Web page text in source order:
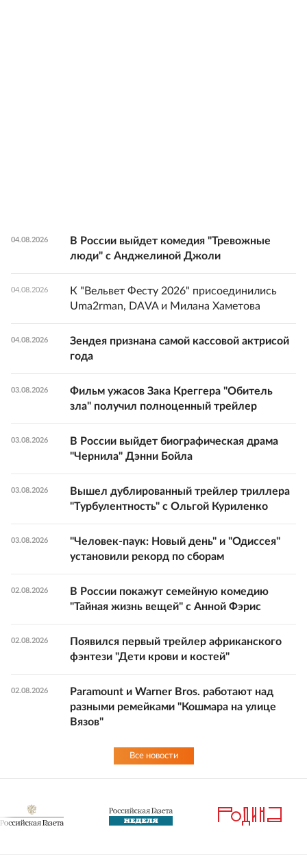
04.08.2026
В России выйдет комедия "Тревожные
люди" с Анджелиной Джоли
04.08.2026
К "Вельвет Фесту 2026" присоединились
Uma2rman, DAVA и Милана Хаметова
04.08.2026
Зендея признана самой кассовой актрисой
года
03.08.2026
Фильм ужасов Зака Креггера "Обитель
зла" получил полноценный трейлер
03.08.2026
В России выйдет биографическая драма
"Чернила" Дэнни Бойла
03.08.2026
Вышел дублированный трейлер триллера
"Турбулентность" с Ольгой Куриленко
03.08.2026
"Человек-паук: Новый день" и "Одиссея"
установили рекорд по сборам
02.08.2026
В России покажут семейную комедию
"Тайная жизнь вещей" с Анной Фэрис
02.08.2026
Появился первый трейлер африканского
фэнтези "Дети крови и костей"
02.08.2026
Paramount и Warner Bros. работают над
разными ремейками "Кошмара на улице
Вязов"
Все новости